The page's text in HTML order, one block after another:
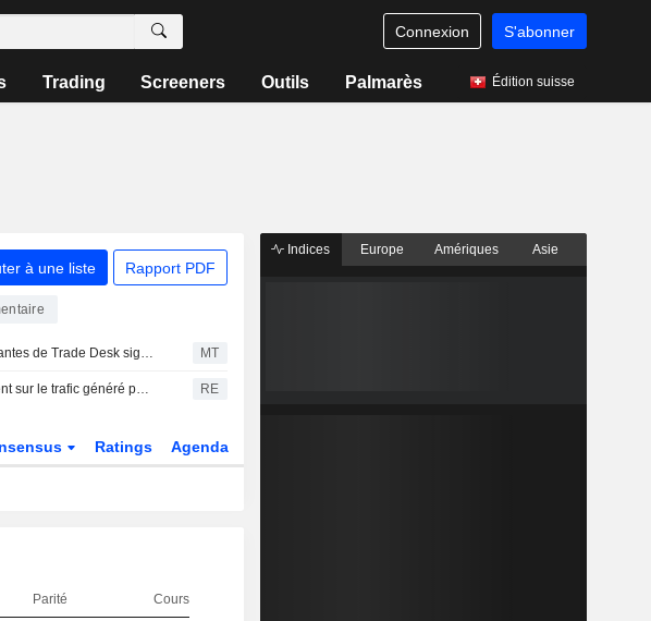
Connexion S'abonner
Trading Screeners Outils Palmarès Édition suisse
à une liste Rapport PDF
Les prévisions décevantes de Trade Desk signalent des problèmes macroéconomiques et structurels, selon Wedbush MT
Les distributeurs misent sur le trafic généré par l'IA mais luttent pour conserver les données clients RE
Ratings Agenda
Parité Cours
Indices Europe Amériques Asie